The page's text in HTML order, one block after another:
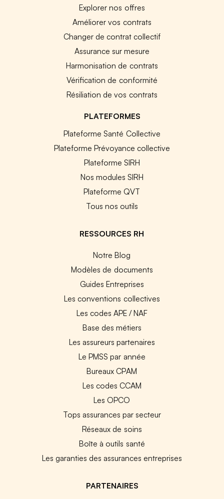
Explorer nos offres
Améliorer vos contrats
Changer de contrat collectif
Assurance sur mesure
Harmonisation de contrats
Vérification de conformité
Résiliation de vos contrats
PLATEFORMES
Plateforme Santé Collective
Plateforme Prévoyance collective
Plateforme SIRH
Nos modules SIRH
Plateforme QVT
Tous nos outils
RESSOURCES RH
Notre Blog
Modèles de documents
Guides Entreprises
Les conventions collectives
Les codes APE / NAF
Base des métiers
Les assureurs partenaires
Le PMSS par année
Bureaux CPAM
Les codes CCAM
Les OPCO
Tops assurances par secteur
Réseaux de soins
Boîte à outils santé
Les garanties des assurances entreprises
PARTENAIRES